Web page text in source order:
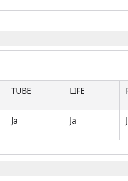
für
TUBE LIFE
Ja Ja